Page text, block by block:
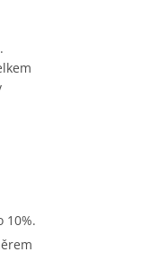
10%.